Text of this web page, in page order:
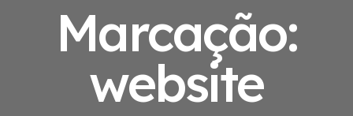
Marcação:
website